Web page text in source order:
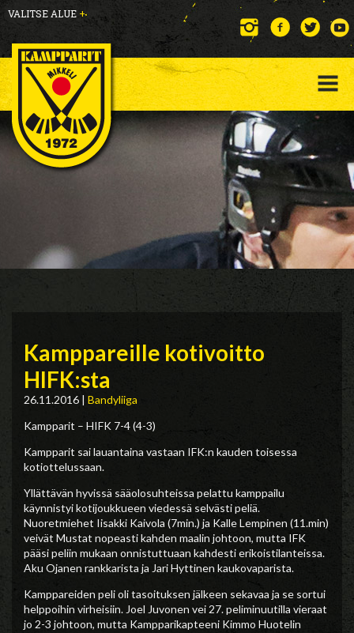
VALITSE ALUE +
Kamppareille kotivoitto
HIFK:sta
26.11.2016 | Bandyliiga
Kampparit – HIFK 7-4 (4-3)
Kampparit sai lauantaina vastaan IFK:n kauden toisessa
kotiottelussaan.
Yllättävän hyvissä sääolosuhteissa pelattu kamppailu
käynnistyi kotijoukkueen viedessä selvästi peliä.
Nuoretmiehet Iisakki Kaivola (7min.) ja Kalle Lempinen (11.min)
veivät Mustat nopeasti kahden maalin johtoon, mutta IFK
pääsi peliin mukaan onnistuttuaan kahdesti erikoistilanteissa.
Aku Ojanen rankkarista ja Jari Hyttinen kaukovaparista.
Kamppareiden peli oli tasoituksen jälkeen sekavaa ja se sortui
helppoihin virheisiin. Joel Juvonen vei 27. peliminuutilla vieraat
jo 2-3 johtoon, mutta Kampparikapteeni Kimmo Huotelin